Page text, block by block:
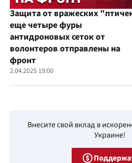
Защита от вражеских
еще четыре фуры
антидроновых сеток от
волонтеров отправлены на
фронт
2.04.2025 19:00
Внесите свой вклад в
Украине!